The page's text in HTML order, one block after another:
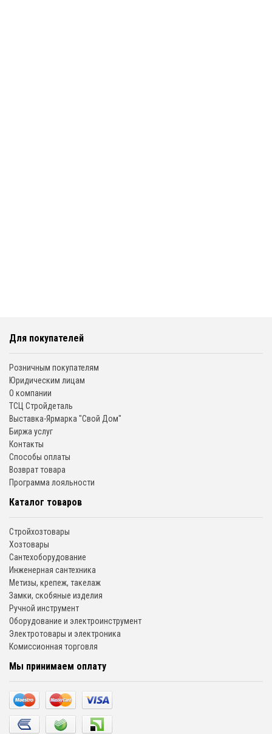
Для покупателей
Розничным покупателям
Юридическим лицам
О компании
ТСЦ Стройдеталь
Выставка-Ярмарка "Свой Дом"
Биржа услуг
Контакты
Способы оплаты
Возврат товара
Программа лояльности
Каталог товаров
Стройхозтовары
Хозтовары
Сантехоборудование
Инженерная сантехника
Метизы, крепеж, такелаж
Замки, скобяные изделия
Ручной инструмент
Оборудование и электроинструмент
Электротовары и электроника
Комиссионная торговля
Мы принимаем оплату